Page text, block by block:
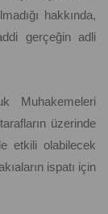
hakkında,
gerçeğin adli
Muhakemeleri
üzerinde
etkili olabilecek
ispatı için